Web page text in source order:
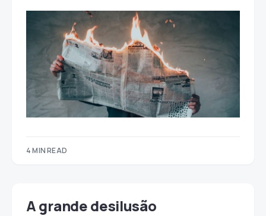
4 MIN READ
A grande desilusão